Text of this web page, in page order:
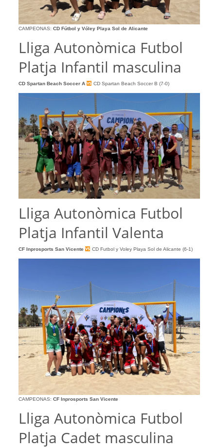
CAMPEONAS: CD Fútbol y Vóley Playa Sol de Alicante
Lliga Autonòmica Futbol
Platja Infantil masculina
CD Spartan Beach Soccer A CD Spartan Beach Soccer B (7-0)
Lliga Autonòmica Futbol
Platja Infantil Valenta
CF Inprosports San Vicente CD Futbol y Voley Playa Sol de Alicante (6-1)
CAMPEONAS: CF Inprosports San Vicente
Lliga Autonòmica Futbol
Platja Cadet masculina